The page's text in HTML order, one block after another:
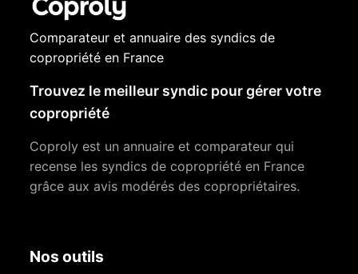
Comparateur et annuaire des syndics de
copropriété en France
Trouvez le meilleur syndic pour gérer votre
copropriété
Coproly est un annuaire et comparateur qui
recense les syndics de copropriété en France
grâce aux avis modérés des copropriétaires.
Nos outils